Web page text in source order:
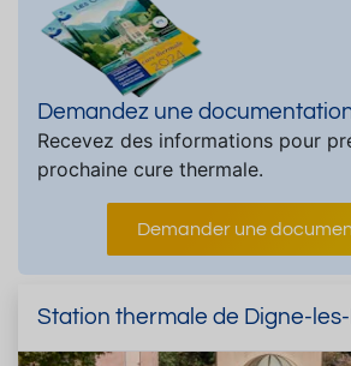
Demandez une
Recevez des informations pour
prochaine cure thermale.
Demander une
Station thermale de Digne-